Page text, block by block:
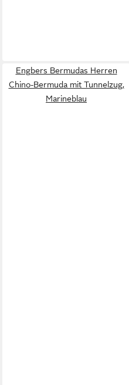
Engbers Bermudas Herren
Chino-Bermuda mit Tunnelzug,
Marineblau